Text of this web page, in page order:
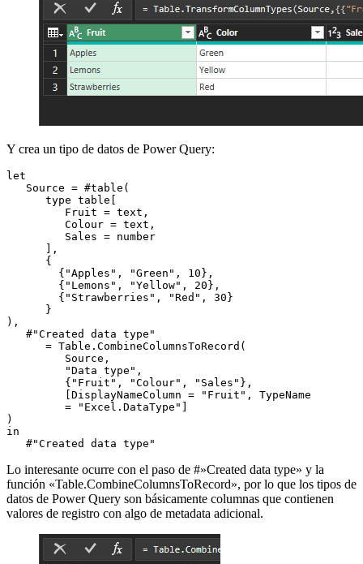
Y crea un tipo de datos de Power Query:
let
   Source = #table(
      type table[
         Fruit = text,
         Colour = text,
         Sales = number
      ],
      {
        {"Apples", "Green", 10},
        {"Lemons", "Yellow", 20},
        {"Strawberries", "Red", 30}
      }
),
   #"Created data type"
      = Table.CombineColumnsToRecord(
         Source,
         "Data type",
         {"Fruit", "Colour", "Sales"},
         [DisplayNameColumn = "Fruit", TypeName
         = "Excel.DataType"]
)
in
   #"Created data type"
Lo interesante ocurre con el paso de #»Created data type» y la
función «Table.CombineColumnsToRecord», por lo que los tipos de
datos de Power Query son básicamente columnas que contienen
valores de registro con algo de metadata adicional.